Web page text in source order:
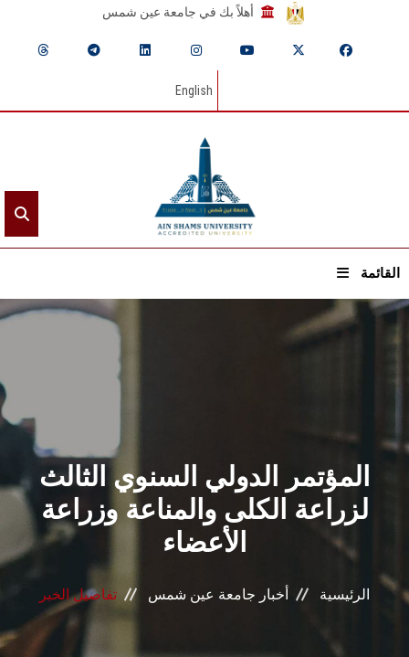
أهلاً بك في جامعة عين شمس
English
القائمة
الرئيسيـة
القطاعـات
الشئون الأكاديمية
البحث العلمي
المراكز والوحدات
المؤتمر الدولي السنوي الثالث
لزراعة الكلى والمناعة وزراعة
الأعضاء
الرئيسية أخبار جامعة عين شمس تفاصيل الخبر